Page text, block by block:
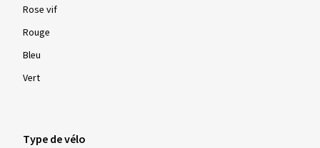
Rose vif
Rouge
Bleu
Vert
Type de vélo